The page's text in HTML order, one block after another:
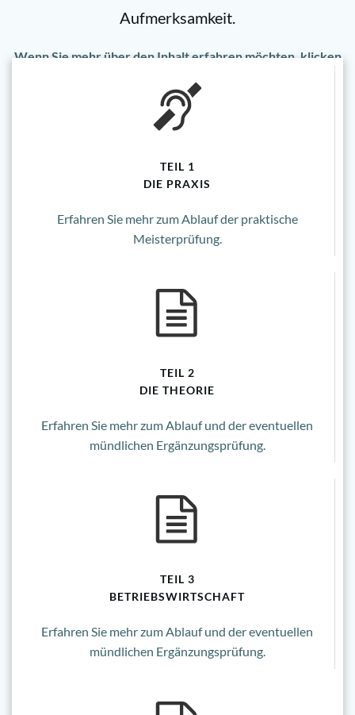
Aufmerksamkeit.
Wenn Sie mehr über den Inhalt erfahren möchten, klicken
TEIL 1
DIE PRAXIS
Erfahren Sie mehr zum Ablauf der praktische
Meisterprüfung.
TEIL 2
DIE THEORIE
Erfahren Sie mehr zum Ablauf und der eventuellen
mündlichen Ergänzungsprüfung.
TEIL 3
BETRIEBSWIRTSCHAFT
Erfahren Sie mehr zum Ablauf und der eventuellen
mündlichen Ergänzungsprüfung.